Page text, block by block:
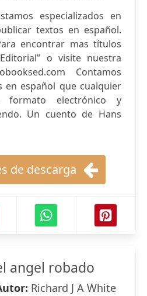
especializados en
textos en español.
encontrar mas títulos
o visite nuestra
Contamos
en español que cualquier
electrónico y
Un cuento de Hans
de descarga
angel robado
Richard J A White